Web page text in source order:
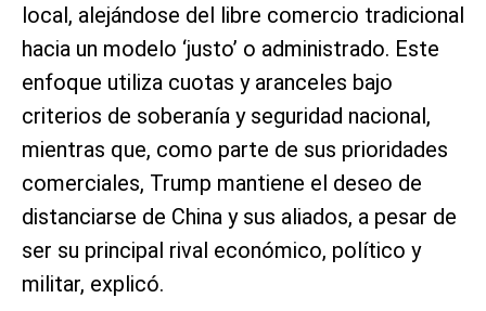
local, alejándose del libre comercio tradicional
hacia un modelo ‘justo’ o administrado. Este
enfoque utiliza cuotas y aranceles bajo
criterios de soberanía y seguridad nacional,
mientras que, como parte de sus prioridades
comerciales, Trump mantiene el deseo de
distanciarse de China y sus aliados, a pesar de
ser su principal rival económico, político y
militar, explicó.